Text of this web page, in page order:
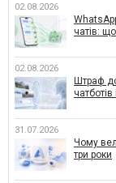
02.08.2026
чатів:
02.08.2026
Штраф
чатботів
31.07.2026
Чому
три роки